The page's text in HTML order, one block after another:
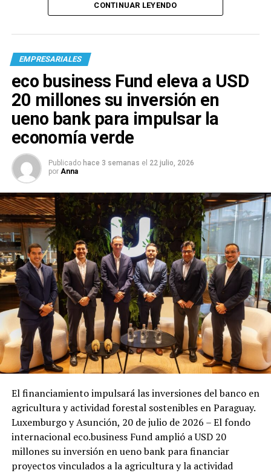
CONTINUAR LEYENDO
EMPRESARIALES
eco business Fund eleva a USD
20 millones su inversión en
ueno bank para impulsar la
economía verde
Publicado hace 3 semanas el 22 julio, 2026
por Anna
El financiamiento impulsará las inversiones del banco en
agricultura y actividad forestal sostenibles en Paraguay.
Luxemburgo y Asunción, 20 de julio de 2026 – El fondo
internacional eco.business Fund amplió a USD 20
millones su inversión en ueno bank para financiar
proyectos vinculados a la agricultura y la actividad